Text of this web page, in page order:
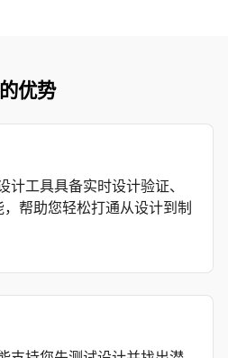
优势
工具具备实时设计验证、
帮助您轻松打通从设计到制